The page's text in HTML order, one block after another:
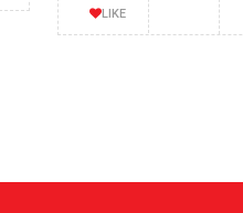
LIKE